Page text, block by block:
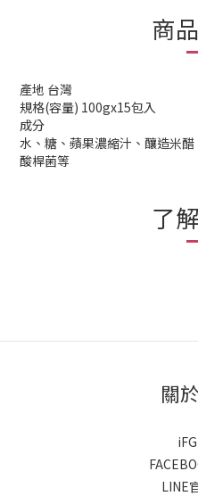
商
產地 台灣
規格(容量) 100gx15包入
成分
水、糖、蘋果濃縮汁、釀造米
酸桿菌等
了
關
LINE